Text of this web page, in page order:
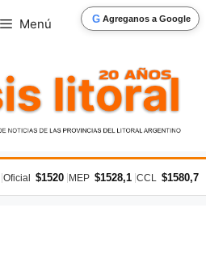
G Agreganos a Google
Menú
Oficial $1520 MEP $1528,1 CCL $1580,7